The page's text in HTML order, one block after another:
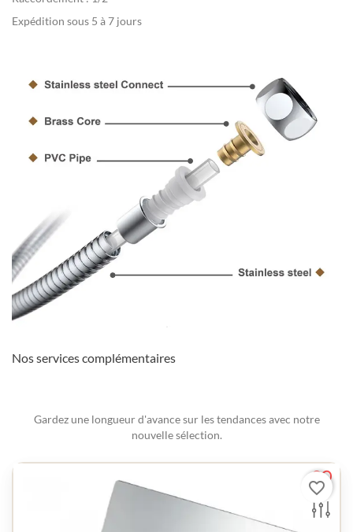
Expédition sous 5 à 7 jours
Nos services complémentaires
Gardez une longueur d'avance sur les tendances avec notre
nouvelle sélection.
favorite_border